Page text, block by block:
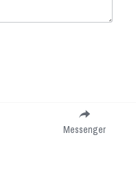
Messenger